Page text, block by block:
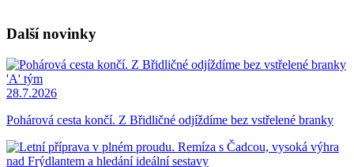
Další novinky
'A' tým
28.7.2026
Pohárová cesta končí. Z Břidličné odjíždíme bez vstřelené branky